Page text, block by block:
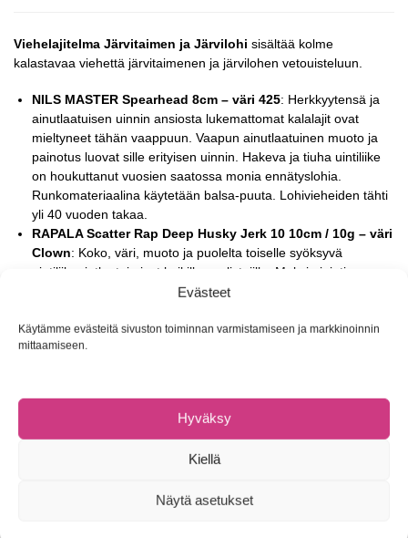
Evästeet
Käytämme evästeitä sivuston toiminnan varmistamiseen ja markkinoinnin
mittaamiseen.
Hyväksy
Kiellä
Näytä asetukset
Viehelajitelma Järvitaimen ja Järvilohi sisältää kolme
kalastavaa viehettä järvitaimenen ja järvilohen vetouisteluun.
NILS MASTER Spearhead 8cm – väri 425: Herkkyytensä ja
ainutlaatuisen uinnin ansiosta lukemattomat kalalajit ovat
mieltyneet tähän vaappuun. Vaapun ainutlaatuinen muoto ja
painotus luovat sille erityisen uinnin. Hakeva ja tiuha uintiliike
on houkuttanut vuosien saatossa monia ennätyslohia.
Runkomateriaalina käytetään balsa-puuta. Lohivieheiden tähti
yli 40 vuoden takaa.
RAPALA Scatter Rap Deep Husky Jerk 10 10cm / 10g – väri
Clown: Koko, väri, muoto ja puolelta toiselle syöksyvä
uintiliike, jotka toimivat kaikille saalistajille. Maksimiuintisyvyys
heitettäessä: 2,7 metriä ja vetouistellessa 3,6 metriä.
Suomalaisten kalastajien luottouistin, joka on valittu Erä-lehden
”VUODEN OTTIVIEHEEKSI TAIMENELLE”. Taimen, kuha,
huomaa. Team Esko kerää uskomattomalla varmuudella
kaikkia petokalojamme. Lisäksi se ui ja potkii voimakkaasti
sekä virtaavassa että seisovassa vedessä ja kestää